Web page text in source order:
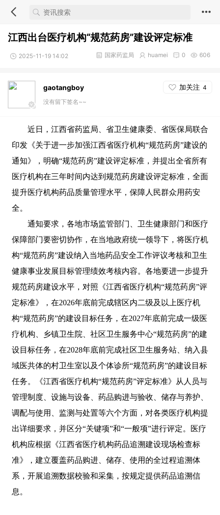
江西出台医疗机构“规范药房”建设评定标准
2025-11-19 14:02 606
0
huamei
国家药监局
gaotangboy 加关注 4
没有留下签名~~
近日，江西省药监局、省卫生健康委、省医保局联合
印发《关于进一步加强江西省医疗机构“规范药房”建设的
通知》，明确“规范药房”建设评定标准，并提出全省所有
医疗机构在三年时间内达到规范药房建设评定标准，全面
提升医疗机构药品质量管理水平，保障人民群众用药安
全。
通知要求，各地市场监管部门、卫生健康部门和医疗
保障部门要密切协作，在当地政府统一领导下，将医疗机
构“规范药房”建设纳入当地药品安全工作评议考核和卫生
健康事业发展目标管理绩效考核内容。各地要进一步提升
规范药房建设水平，对照《江西省医疗机构“规范药房”评
定标准》，在2026年底前完成辖区内二级及以上医疗机
构“规范药房”的建设目标任务，在2027年底前完成一级医
疗机构、乡镇卫生院、社区卫生服务中心“规范药房”的建
设目标任务，在2028年底前完成社区卫生服务站、纳入县
域医共体的村卫生室以及个体诊所“规范药房”的建设目标
任务。《江西省医疗机构“规范药房”评定标准》从人员与
管理制度、设施与设备、药品购进与验收、储存与养护、
调配与使用、监测与处置等六个方面，对各类医疗机构提
出详细要求，并区分“关键项”和“一般项”进行评定。医疗
机构应根据《江西省医疗机构药品追溯建设现场检查标
准》，建立覆盖药品购进、储存、使用的全过程追溯体
系，开展追溯数据校验和采集，按规定提供药品追溯信
息。